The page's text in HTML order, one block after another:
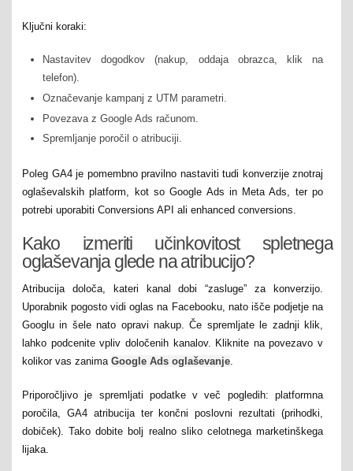
Ključni koraki:
Nastavitev dogodkov (nakup, oddaja obrazca, klik na
telefon).
Označevanje kampanj z UTM parametri.
Povezava z Google Ads računom.
Spremljanje poročil o atribuciji.
Poleg GA4 je pomembno pravilno nastaviti tudi konverzije znotraj
oglaševalskih platform, kot so Google Ads in Meta Ads, ter po
potrebi uporabiti Conversions API ali enhanced conversions.
Kako izmeriti učinkovitost spletnega
oglaševanja glede na atribucijo?
Atribucija določa, kateri kanal dobi “zasluge” za konverzijo.
Uporabnik pogosto vidi oglas na Facebooku, nato išče podjetje na
Googlu in šele nato opravi nakup. Če spremljate le zadnji klik,
lahko podcenite vpliv določenih kanalov. Kliknite na povezavo v
kolikor vas zanima Google Ads oglaševanje.
Priporočljivo je spremljati podatke v več pogledih: platformna
poročila, GA4 atribucija ter končni poslovni rezultati (prihodki,
dobiček). Tako dobite bolj realno sliko celotnega marketinškega
lijaka.